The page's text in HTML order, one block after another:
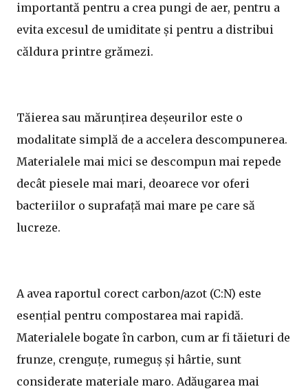
importantă pentru a crea pungi de aer, pentru a
evita excesul de umiditate și pentru a distribui
căldura printre grămezi.
Tăierea sau mărunțirea deșeurilor este o
modalitate simplă de a accelera descompunerea.
Materialele mai mici se descompun mai repede
decât piesele mai mari, deoarece vor oferi
bacteriilor o suprafață mai mare pe care să
lucreze.
A avea raportul corect carbon/azot (C:N) este
esențial pentru compostarea mai rapidă.
Materialele bogate în carbon, cum ar fi tăieturi de
frunze, crenguțe, rumeguș și hârtie, sunt
considerate materiale maro. Adăugarea mai